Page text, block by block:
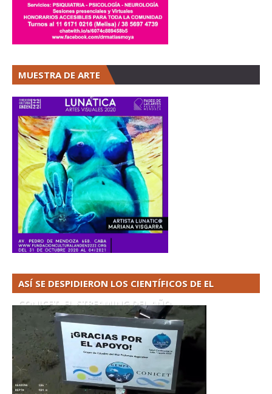
MUESTRA DE ARTE
ASÍ SE DESPIDIERON LOS CIENTÍFICOS DE EL
CONICET. EL STREAMING DEL AÑO